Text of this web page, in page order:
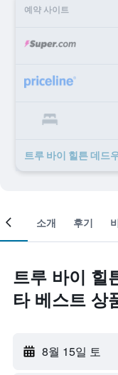
예약 사이트
객실 소개 후기
트루 바이 힐
타 베스트 상
8월 15일 토